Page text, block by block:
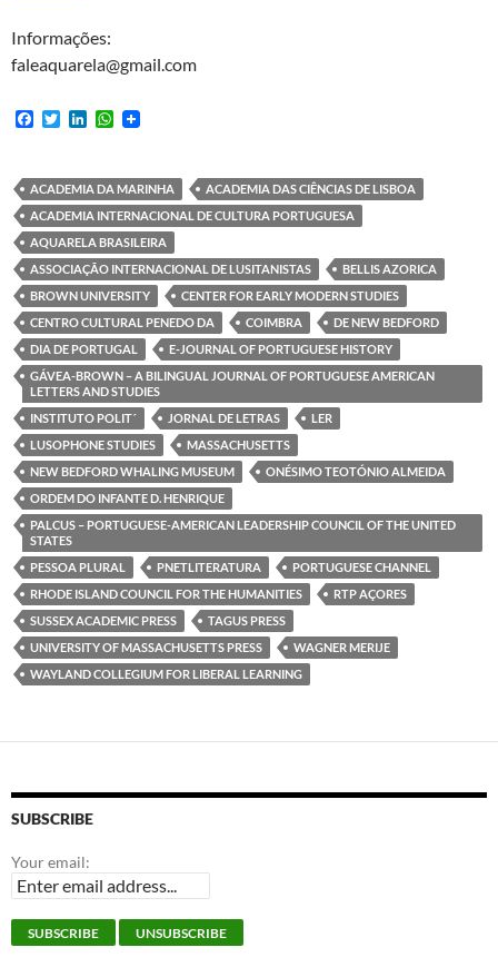
Informações:
faleaquarela@gmail.com
F
b
o
o
k
T
t
e
r
e
d
I
n
W
s
A
p
p
ACADEMIA DA MARINHA
ACADEMIA DAS CIÊNCIAS DE LISBOA
ACADEMIA INTERNACIONAL DE CULTURA PORTUGUESA
AQUARELA BRASILEIRA
ASSOCIAÇÃO INTERNACIONAL DE LUSITANISTAS
BELLIS AZORICA
BROWN UNIVERSITY
CENTER FOR EARLY MODERN STUDIES
CENTRO CULTURAL PENEDO DA
COIMBRA
DE NEW BEDFORD
DIA DE PORTUGAL
E-JOURNAL OF PORTUGUESE HISTORY
GÁVEA-BROWN – A BILINGUAL JOURNAL OF PORTUGUESE AMERICAN
LETTERS AND STUDIES
INSTITUTO POLIT´
JORNAL DE LETRAS
LER
LUSOPHONE STUDIES
MASSACHUSETTS
NEW BEDFORD WHALING MUSEUM
ONÉSIMO TEOTÓNIO ALMEIDA
ORDEM DO INFANTE D. HENRIQUE
PALCUS – PORTUGUESE-AMERICAN LEADERSHIP COUNCIL OF THE UNITED
STATES
PESSOA PLURAL
PNETLITERATURA
PORTUGUESE CHANNEL
RHODE ISLAND COUNCIL FOR THE HUMANITIES
RTP AÇORES
SUSSEX ACADEMIC PRESS
TAGUS PRESS
UNIVERSITY OF MASSACHUSETTS PRESS
WAGNER MERIJE
WAYLAND COLLEGIUM FOR LIBERAL LEARNING
SUBSCRIBE
Your email: